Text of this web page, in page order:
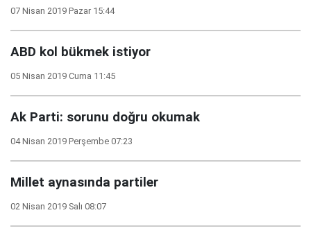
07 Nisan 2019 Pazar 15:44
ABD kol bükmek istiyor
05 Nisan 2019 Cuma 11:45
Ak Parti: sorunu doğru okumak
04 Nisan 2019 Perşembe 07:23
Millet aynasında partiler
02 Nisan 2019 Salı 08:07